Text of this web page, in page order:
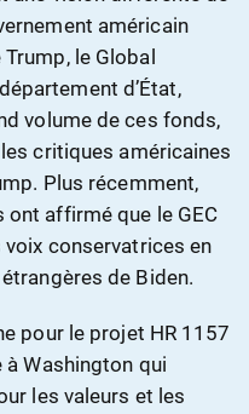
américain
le Global
d’État,
volume de ces fonds,
critiques américaines
Plus récemment,
affirmé que le GEC
conservatrices en
de Biden.
pour le projet HR 1157
à Washington qui
les valeurs et les